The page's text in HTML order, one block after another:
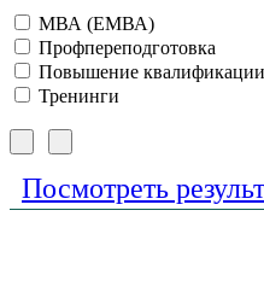
МВА (ЕМВА)
Профпереподготовка
Повышение квалификации
Тренинги
Посмотреть